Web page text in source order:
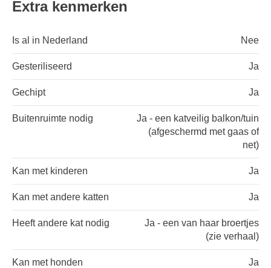
Extra kenmerken
Is al in Nederland Nee
Gesteriliseerd Ja
Gechipt Ja
Buitenruimte nodig
Ja - een katveilig balkon/tuin
(afgeschermd met gaas of
net)
Kan met kinderen Ja
Kan met andere katten Ja
Heeft andere kat nodig
Ja - een van haar broertjes
(zie verhaal)
Kan met honden Ja